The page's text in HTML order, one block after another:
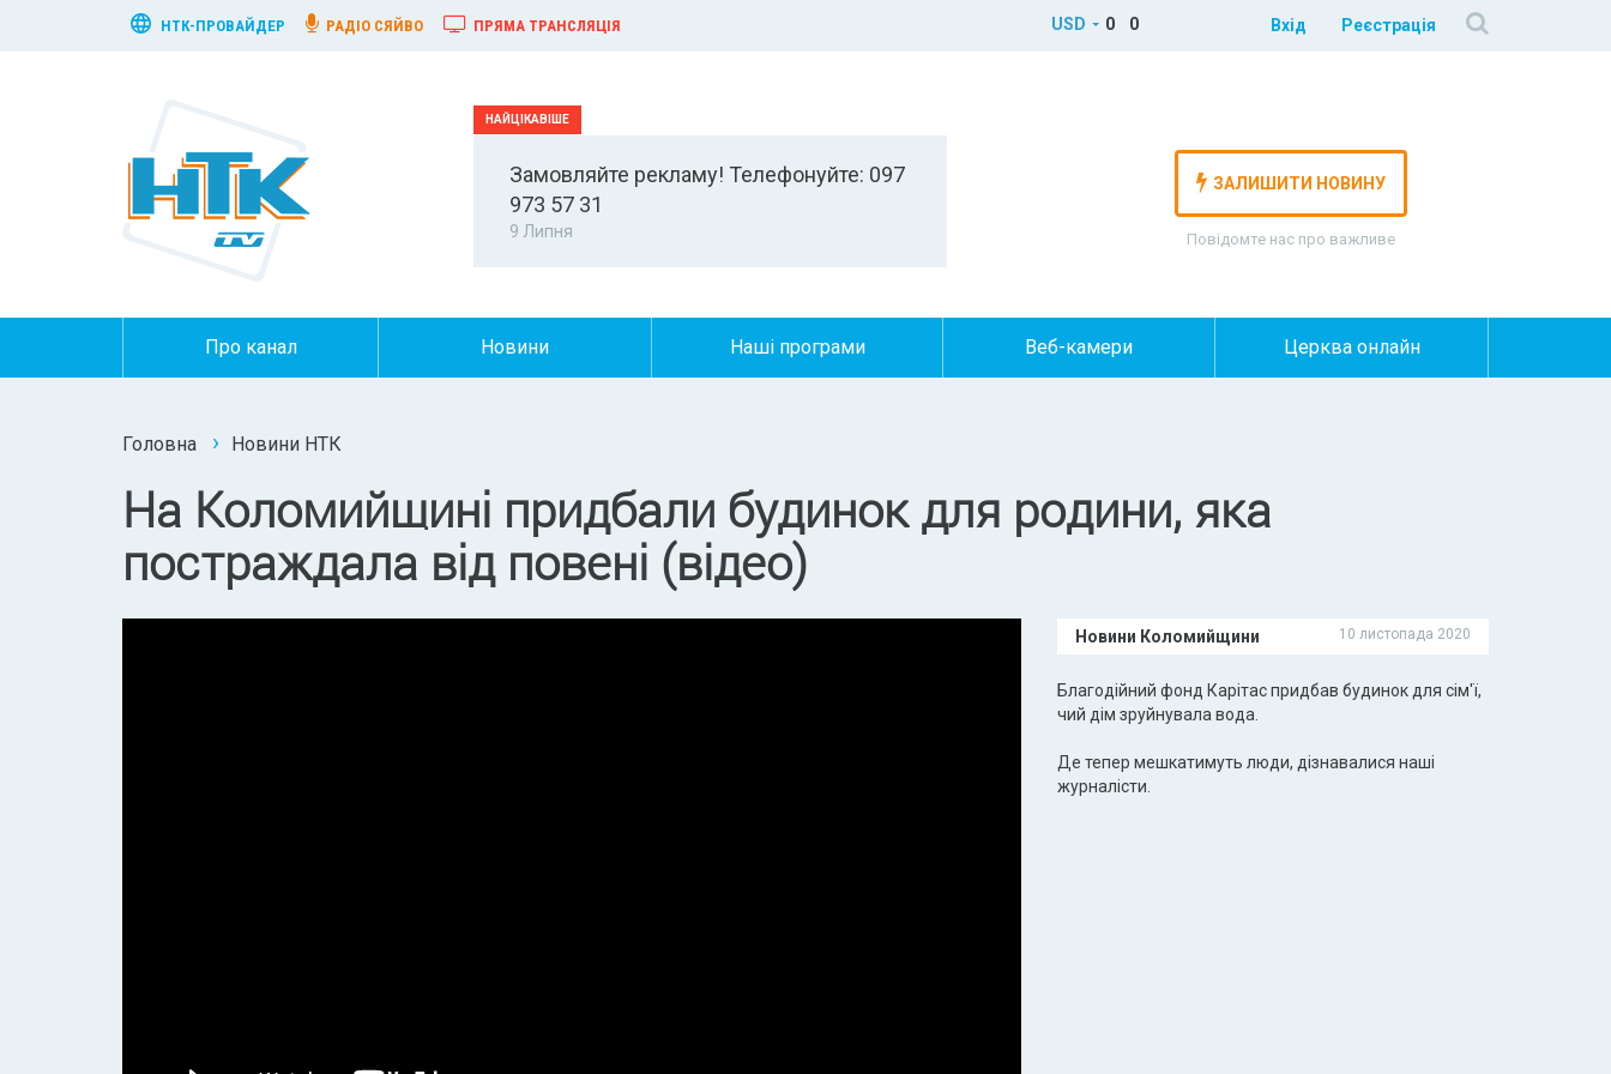
НТК-ПРОВАЙДЕР РАДІО СЯЙВО ПРЯМА ТРАНСЛЯЦІЯ USD 0 0 Вхід Реєстрація
Замовляйте рекламу! Телефонуйте: 097
973 57 31
9 Липня
ЗАЛИШИТИ НОВИНУ
Повідомте нас про важливе
Про канал Новини Наші програми Веб-камери Церква онлайн
Головна Новини НТК
На Коломийщині придбали будинок для родини, яка
постраждала від повені (відео)
Новини Коломийщини 10 листопада 2020
Благодійний фонд Карітас придбав будинок для сім'ї,
чий дім зруйнувала вода.
Де тепер мешкатимуть люди, дізнавалися наші
журналісти.